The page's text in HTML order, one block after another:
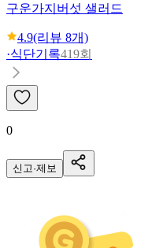
구운가지버섯 샐러드
4.9(리뷰 8개)
·식단기록419회
0
신고·제보